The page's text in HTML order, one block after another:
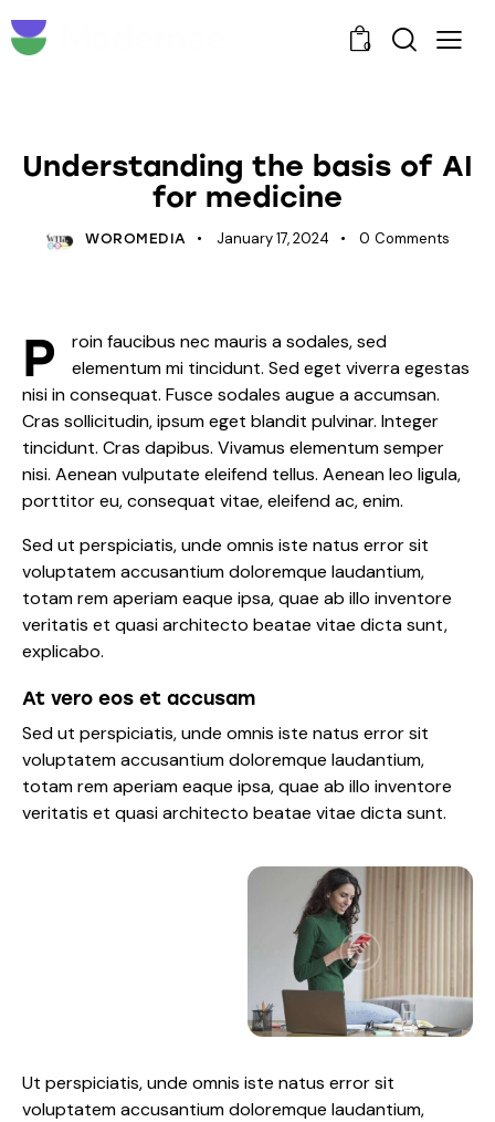
0
Understanding the basis of AI
for medicine
WOROMEDIA January 17, 2024 0 Comments
P
roin faucibus nec mauris a sodales, sed
elementum mi tincidunt. Sed eget viverra egestas
nisi in consequat. Fusce sodales augue a accumsan.
Cras sollicitudin, ipsum eget blandit pulvinar. Integer
tincidunt. Cras dapibus. Vivamus elementum semper
nisi. Aenean vulputate eleifend tellus. Aenean leo ligula,
porttitor eu, consequat vitae, eleifend ac, enim.
Sed ut perspiciatis, unde omnis iste natus error sit
voluptatem accusantium doloremque laudantium,
totam rem aperiam eaque ipsa, quae ab illo inventore
veritatis et quasi architecto beatae vitae dicta sunt,
explicabo.
At vero eos et accusam
Sed ut perspiciatis, unde omnis iste natus error sit
voluptatem accusantium doloremque laudantium,
totam rem aperiam eaque ipsa, quae ab illo inventore
veritatis et quasi architecto beatae vitae dicta sunt.
Ut perspiciatis, unde omnis iste natus error sit
voluptatem accusantium doloremque laudantium,